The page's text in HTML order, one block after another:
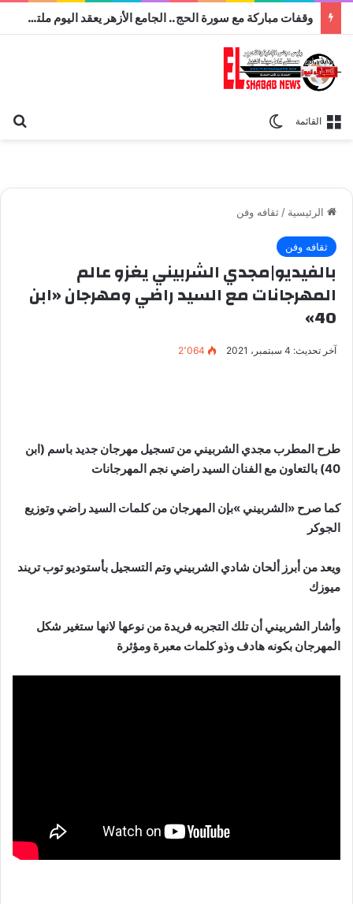
وقفات مباركة مع سورة الحج.. الجامع الأزهر يعقد اليوم ملتقى القضايا المعاصرة اليوم
القائمة
الرئيسية / ثقافه وفن
ثقافه وفن
بالفيديو|مجدي الشربيني يغزو عالم
المهرجانات مع السيد راضي ومهرجان «ابن
40»
آخر تحديث: 4 سبتمبر، 2021 2٬064
طرح المطرب مجدي الشربيني من تسجيل مهرجان جديد باسم (ابن
40) بالتعاون مع الفنان السيد راضي نجم المهرجانات
كما صرح «الشربيني »بإن المهرجان من كلمات السيد راضي وتوزيع
الجوكر
ويعد من أبرز ألحان شادي الشربيني وتم التسجيل بأستوديو توب تريند
ميوزك
وأشار الشربيني أن تلك التجربه فريدة من نوعها لانها ستغير شكل
المهرجان بكونه هادف وذو كلمات معبرة ومؤثرة